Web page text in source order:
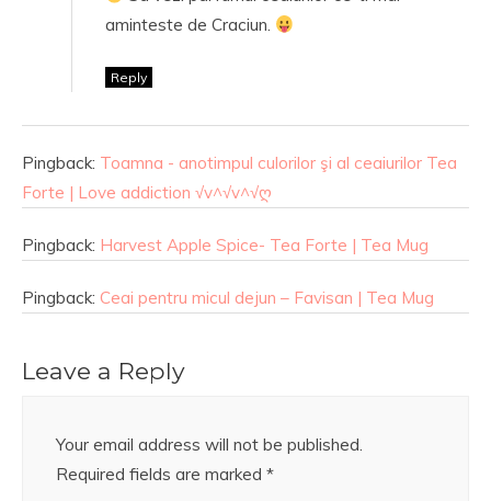
aminteste de Craciun.
Reply
Pingback: Toamna - anotimpul culorilor şi al ceaiurilor Tea
Forte | Love addiction √v^√v^√ღ
Pingback: Harvest Apple Spice- Tea Forte | Tea Mug
Pingback: Ceai pentru micul dejun – Favisan | Tea Mug
Leave a Reply
Your email address will not be published.
Required fields are marked *